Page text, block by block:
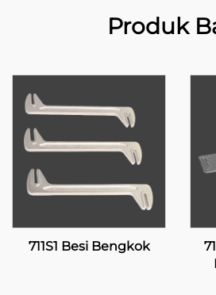
Produk
711S1 Besi Bengkok